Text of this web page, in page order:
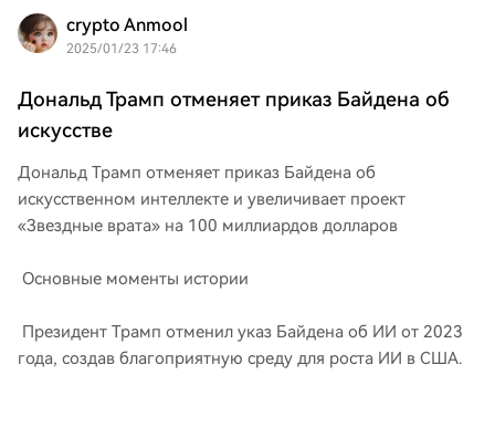
crypto Anmool
2025/01/23 17:46
Дональд Трамп отменяет приказ Байдена об
искусстве
Дональд Трамп отменяет приказ Байдена об
искусственном интеллекте и увеличивает проект
«Звездные врата» на 100 миллиардов долларов
Основные моменты истории
Президент Трамп отменил указ Байдена об ИИ от 2023
года, создав благоприятную среду для роста ИИ в США.